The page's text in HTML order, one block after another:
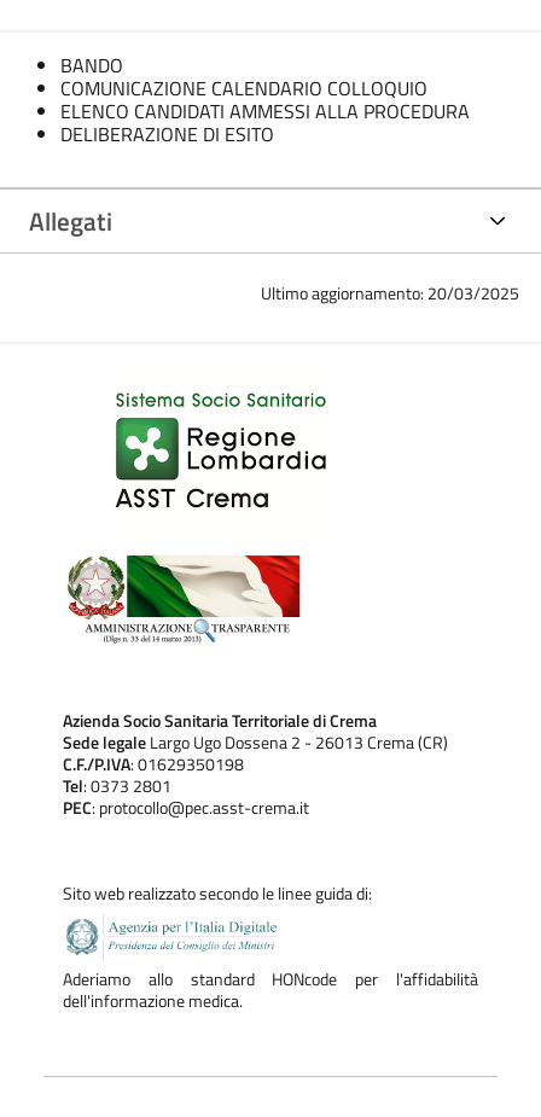
BANDO
COMUNICAZIONE CALENDARIO COLLOQUIO
ELENCO CANDIDATI AMMESSI ALLA PROCEDURA
DELIBERAZIONE DI ESITO
Allegati
Ultimo aggiornamento: 20/03/2025
Azienda Socio Sanitaria Territoriale di Crema
Sede legaleLargo Ugo Dossena 2 - 26013 Crema (CR)
C.F./P.IVA: 01629350198
Tel: 0373 2801
PEC: protocollo@pec.asst-crema.it
Sito web realizzato secondo le linee guida di:
Aderiamo allo standard HONcode per l'affidabilità
dell'informazione medica.